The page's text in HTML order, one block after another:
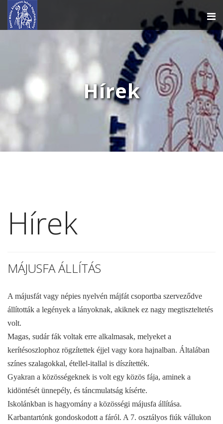
Hírek
Hírek
MÁJUSFA ÁLLÍTÁS
A májusfát vagy népies nyelvén májfát csoportba szerveződve
állították a legények a lányoknak, akiknek ez nagy megtiszteltetés
volt.
Magas, sudár fák voltak erre alkalmasak, melyeket a
kerítésoszlophoz rögzítettek éjjel vagy kora hajnalban. Általában
színes szalagokkal, étellel-itallal is díszítették.
Gyakran a közösségeknek is volt egy közös fája, aminek a
kidöntését ünnepély, és táncmulatság kísérte.
Iskolánkban is hagyomány a közösségi májusfa állítása.
Karbantartónk gondoskodott a fáról. A 7. osztályos fiúk vállukon